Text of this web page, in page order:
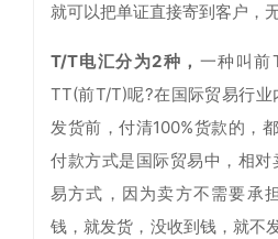
就可以把单证直接寄到客户，
T/T电汇分为2种， 一种叫前
TT(前T/T)呢?在国际贸易行业
发货前，付清100%货款的，
付款方式是国际贸易中，相
易方式，因为卖方不需要承
钱，就发货，没收到钱，就不